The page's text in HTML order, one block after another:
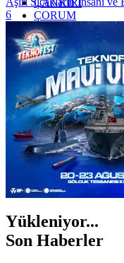
ÇANKIRI
ÇORUM
İSTANBUL
İZMİR
ŞANLIURFA
ŞIRNAK
6
Yükleniyor...
Son Haberler